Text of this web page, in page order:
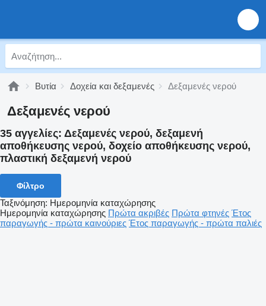
Βυτία Δοχεία και δεξαμενές Δεξαμενές νερού
Δεξαμενές νερού
35 αγγελίες: Δεξαμενές νερού, δεξαμενή
αποθήκευσης νερού, δοχείο αποθήκευσης νερού,
πλαστική δεξαμενή νερού
Φίλτρο
Ταξινόμηση: Ημερομηνία καταχώρησης
Ημερομηνία καταχώρησης Πρώτα ακριβές Πρώτα φτηνές Έτος
παραγωγής - πρώτα καινούριες Έτος παραγωγής - πρώτα παλιές